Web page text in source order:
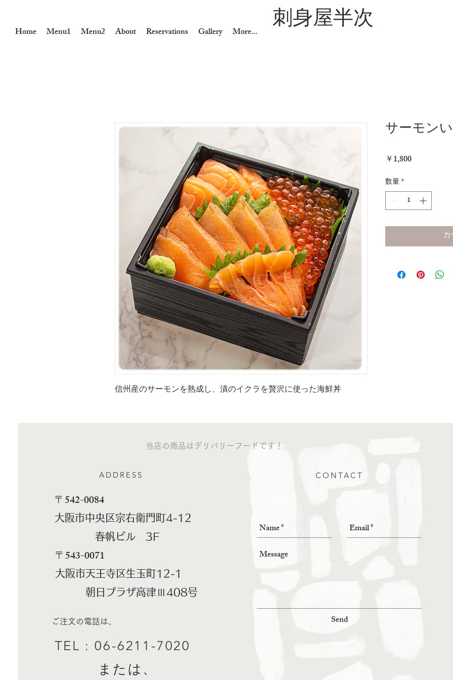
Home Menu1 Menu2 About Reservations Gallery More... 刺身屋半次
信州産のサーモンを熟成し、漬のイクラを贅沢に使った海鮮丼
サーモン
￥1,800価
数量*
ADDRESS
​〒542-0084
大阪市中央区宗右衛門町4-12
春帆ビル 3F
​〒543-0071
大阪市天王寺区生玉町12-1
朝日プラザ高津Ⅲ408号
ご注文の電話は、
TEL : 06-6211-7020
​ または、
CONTACT
Send
当店の商品はデリバリーフードです！